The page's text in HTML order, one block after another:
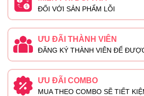
ĐỐI VỚI SẢN PHẨM LỖI
ƯU ĐÃI THÀNH VIÊN
ĐĂNG KÝ THÀNH VIÊN ĐỂ
ƯU ĐÃI COMBO
MUA THEO COMBO SẼ TIẾT